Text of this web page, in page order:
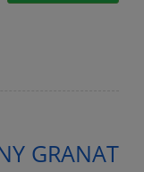
GRANAT